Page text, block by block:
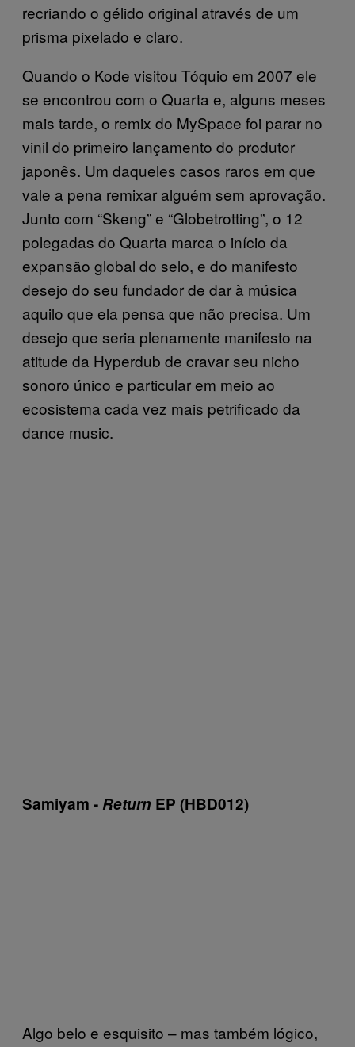
recriando o gélido original através de um
prisma pixelado e claro.
Quando o Kode visitou Tóquio em 2007 ele
se encontrou com o Quarta e, alguns meses
mais tarde, o remix do MySpace foi parar no
vinil do primeiro lançamento do produtor
japonês. Um daqueles casos raros em que
vale a pena remixar alguém sem aprovação.
Junto com “Skeng” e “Globetrotting”, o 12
polegadas do Quarta marca o início da
expansão global do selo, e do manifesto
desejo do seu fundador de dar à música
aquilo que ela pensa que não precisa. Um
desejo que seria plenamente manifesto na
atitude da Hyperdub de cravar seu nicho
sonoro único e particular em meio ao
ecosistema cada vez mais petrificado da
dance music.
Samiyam ­- Return EP (HBD012)
Algo belo e esquisito – mas também lógico,